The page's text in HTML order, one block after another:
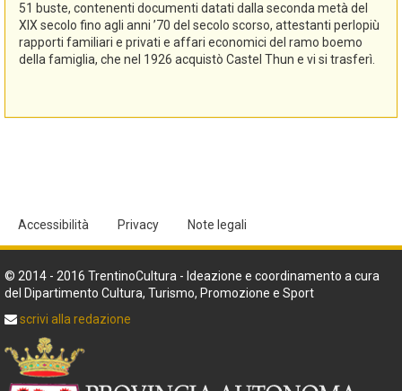
51 buste, contenenti documenti datati dalla seconda metà del
XIX secolo fino agli anni ’70 del secolo scorso, attestanti perlopiù
rapporti familiari e privati e affari economici del ramo boemo
della famiglia, che nel 1926 acquistò Castel Thun e vi si trasferì.
Accessibilità Privacy Note legali
© 2014 - 2016 TrentinoCultura - Ideazione e coordinamento a cura
del Dipartimento Cultura, Turismo, Promozione e Sport
scrivi alla redazione